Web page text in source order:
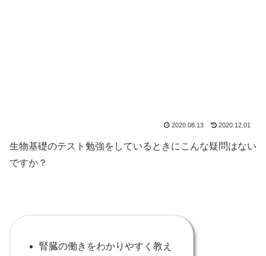
2020.08.13 2020.12.01
生物基礎のテスト勉強をしているときにこんな疑問はない
ですか？
腎臓の働きをわかりやすく教え